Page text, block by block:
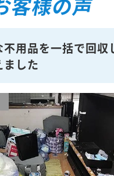
不用品を一括で回収
ました